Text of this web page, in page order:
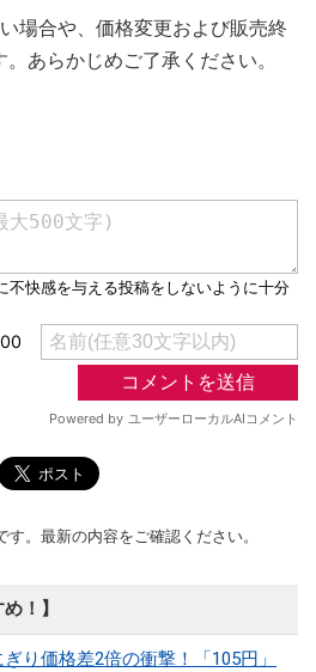
場合や、価格変更および販売終
あらかじめご了承ください。
。最新の内容をご確認ください。
！】
り価格差2倍の衝撃！「105円」